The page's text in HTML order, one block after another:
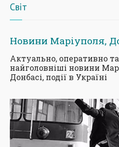
Світ
Новини Маріуполя,
Актуально, оперативно
найголовніші новини
Донбасі, події в Україні